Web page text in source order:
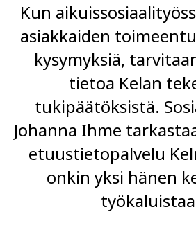
Kun
asiakkaiden
kysymyksiä,
tietoa Kelan
tukipäätöksistä.
Johanna Ihme
etuustietopalvelu
onkin yksi hänen